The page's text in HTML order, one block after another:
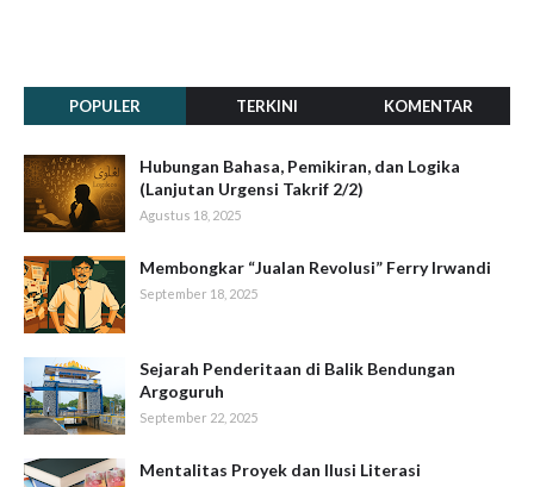
POPULER TERKINI KOMENTAR
Hubungan Bahasa, Pemikiran, dan Logika
(Lanjutan Urgensi Takrif 2/2)
Agustus 18, 2025
Membongkar “Jualan Revolusi” Ferry Irwandi
September 18, 2025
Sejarah Penderitaan di Balik Bendungan
Argoguruh
September 22, 2025
Mentalitas Proyek dan Ilusi Literasi